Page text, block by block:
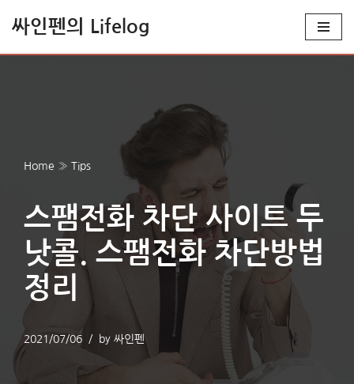
싸인펜의 Lifelog
Home » Tips
스팸전화 차단 사이트 두
낫콜. 스팸전화 차단방법
정리
2021/07/06 by 싸인펜